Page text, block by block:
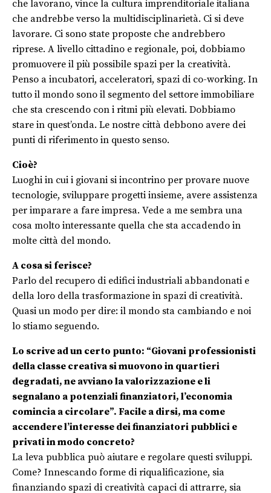
che lavorano, vince la cultura imprenditoriale italiana
che andrebbe verso la multidisciplinarietà. Ci si deve
lavorare. Ci sono state proposte che andrebbero
riprese. A livello cittadino e regionale, poi, dobbiamo
promuovere il più possibile spazi per la creatività.
Penso a incubatori, acceleratori, spazi di co-working. In
tutto il mondo sono il segmento del settore immobiliare
che sta crescendo con i ritmi più elevati. Dobbiamo
stare in quest’onda. Le nostre città debbono avere dei
punti di riferimento in questo senso.
Cioè?
Luoghi in cui i giovani si incontrino per provare nuove
tecnologie, sviluppare progetti insieme, avere assistenza
per imparare a fare impresa. Vede a me sembra una
cosa molto interessante quella che sta accadendo in
molte città del mondo.
A cosa si ferisce?
Parlo del recupero di edifici industriali abbandonati e
della loro della trasformazione in spazi di creatività.
Quasi un modo per dire: il mondo sta cambiando e noi
lo stiamo seguendo.
Lo scrive ad un certo punto: “Giovani professionisti
della classe creativa si muovono in quartieri
degradati, ne avviano la valorizzazione e li
segnalano a potenziali finanziatori, l’economia
comincia a circolare”. Facile a dirsi, ma come
accendere l’interesse dei finanziatori pubblici e
privati in modo concreto?
La leva pubblica può aiutare e regolare questi sviluppi.
Come? Innescando forme di riqualificazione, sia
finanziando spazi di creatività capaci di attrarre, sia